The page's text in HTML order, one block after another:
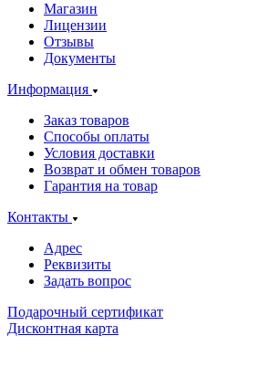
Магазин
Лицензии
Отзывы
Документы
Информация
Заказ товаров
Способы оплаты
Условия доставки
Возврат и обмен товаров
Гарантия на товар
Контакты
Адрес
Реквизиты
Задать вопрос
Подарочный сертификат
Дисконтная карта